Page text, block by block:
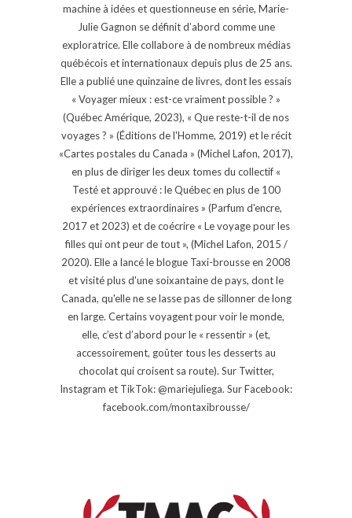
machine à idées et questionneuse en série, Marie-
Julie Gagnon se définit d’abord comme une
exploratrice. Elle collabore à de nombreux médias
québécois et internationaux depuis plus de 25 ans.
Elle a publié une quinzaine de livres, dont les essais
« Voyager mieux : est-ce vraiment possible ? »
(Québec Amérique, 2023), « Que reste-t-il de nos
voyages ? » (Éditions de l'Homme, 2019) et le récit
«Cartes postales du Canada » (Michel Lafon, 2017),
en plus de diriger les deux tomes du collectif «
Testé et approuvé : le Québec en plus de 100
expériences extraordinaires » (Parfum d'encre,
2017 et 2023) et de coécrire « Le voyage pour les
filles qui ont peur de tout », (Michel Lafon, 2015 /
2020). Elle a lancé le blogue Taxi-brousse en 2008
et visité plus d'une soixantaine de pays, dont le
Canada, qu'elle ne se lasse pas de sillonner de long
en large. Certains voyagent pour voir le monde,
elle, c’est d’abord pour le « ressentir » (et,
accessoirement, goûter tous les desserts au
chocolat qui croisent sa route). Sur Twitter,
Instagram et TikTok: @mariejuliega. Sur Facebook:
facebook.com/montaxibrousse/